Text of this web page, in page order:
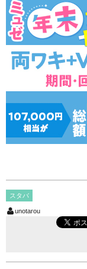
スタバ
unotarou